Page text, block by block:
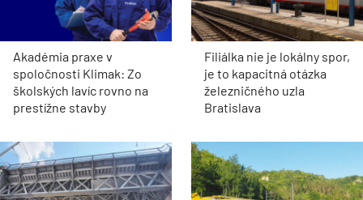
Akadémia praxe v
spoločnosti Klimak: Zo
školských lavíc rovno na
prestížne stavby
Filiálka nie je lokálny spor,
je to kapacitná otázka
železničného uzla
Bratislava